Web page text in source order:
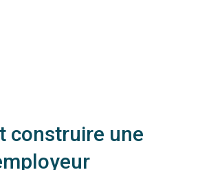
construire une